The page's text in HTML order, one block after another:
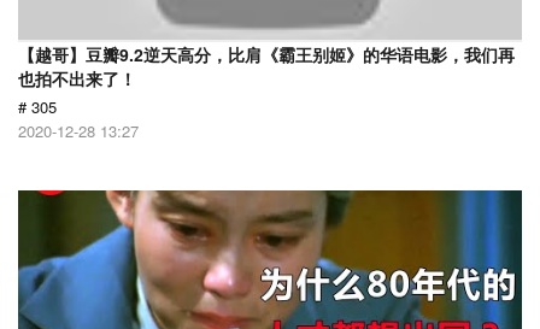
【越哥】豆瓣9.2逆天高分，比肩《霸王别姬》的华语电影，我们再
也拍不出来了！
# 305
2020-12-28 13:27